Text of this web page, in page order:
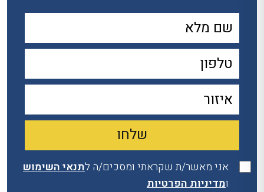
אני מאשר/ת שקראתי ומסכים/ה לתנאי השימוש
ומדיניות הפרטיות